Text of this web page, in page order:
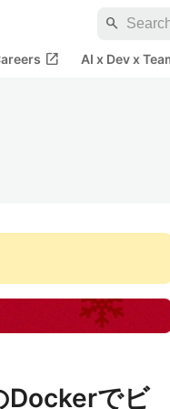
search
open_in_new AI x Dev x
Dockerでビ